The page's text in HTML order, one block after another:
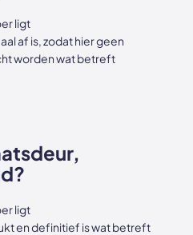
ligt
af is, zodat hier geen
worden wat betreft
ligt
en definitief is wat betreft